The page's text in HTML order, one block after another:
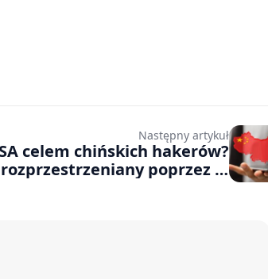
Następny artykuł
celem chińskich hakerów?
poprzez e-